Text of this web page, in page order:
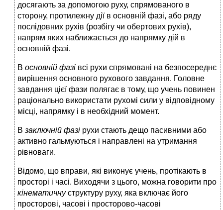
досягають за допомогою руху, спрямованого в
сторону, протилежну дії в основній фазі, або ряду
послідовних рухів (розбігу чи обертових рухів),
напрям яких наближається до напрямку дій в
основній фазі.
В основній фазі всі рухи спрямовані на безпосереднє
вирішення основного рухового завдання. Головне
завдання цієї фази полягає в тому, що учень повинен
раціонально використати рухомі сили у відповідному
місці, напрямку і в необхідний момент.
В заключній фазі рухи стають дещо пасивними або
активно гальмуються і направлені на утримання
рівноваги.
Відомо, що вправи, які виконує учень, протікають в
просторі і часі. Виходячи з цього, можна говорити про
кінематичнуструктуру руху, яка включає його
просторові, часові і просторово-часові